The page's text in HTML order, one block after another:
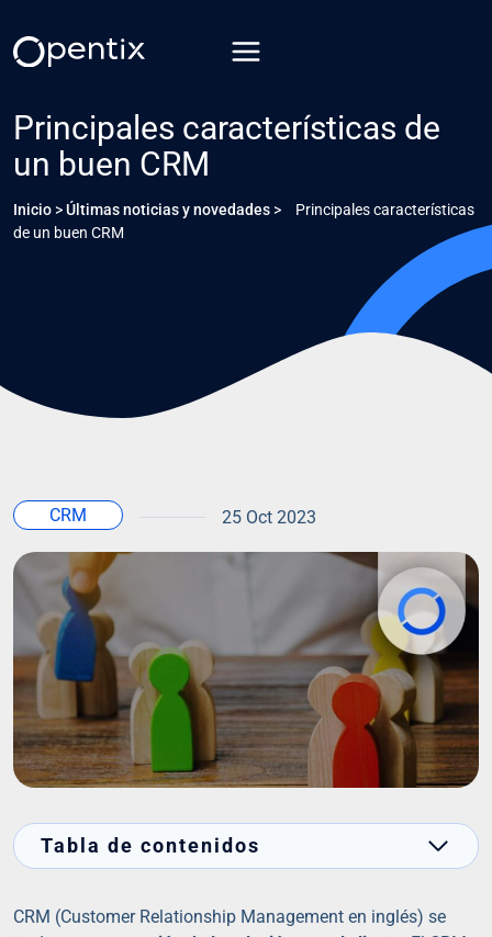
contenido
Principales características de
un buen CRM
Inicio >Últimas noticias y novedades >
Principales características
de un buen CRM
CRM 25 Oct 2023
Tabla de contenidos
CRM (Customer Relationship Management en inglés) se